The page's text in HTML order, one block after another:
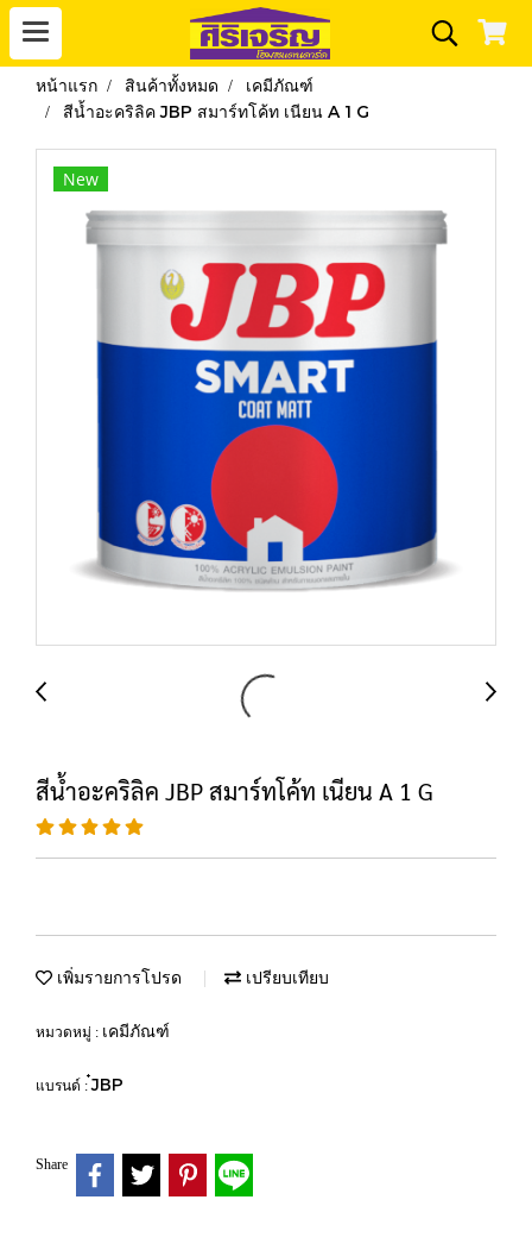
หน้าแรก สินค้าทั้งหมด
เคมีภัณฑ์
สีน้ำอะคริลิค JBP สมาร์ทโค้ท เนียน A 1 G
New
สีน้ำอะคริลิค JBP สมาร์ทโค้ท เนียน A 1 G
เพิ่มรายการโปรด เปรียบเทียบ
หมวดหมู่ : เคมีภัณฑ์
แบรนด์ :๋JBP
Share